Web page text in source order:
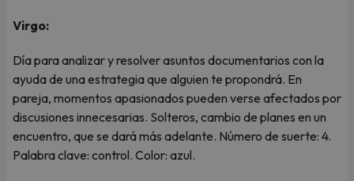
Virgo:
Día para analizar y resolver asuntos documentarios con la
ayuda de una estrategia que alguien te propondrá. En
pareja, momentos apasionados pueden verse afectados por
discusiones innecesarias. Solteros, cambio de planes en un
encuentro, que se dará más adelante. Número de suerte: 4.
Palabra clave: control. Color: azul.